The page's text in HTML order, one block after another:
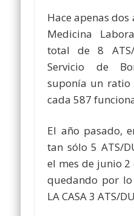
Hace apenas
Medicina
total de 8
Servicio de
suponía un ratio
cada 587
El año pasado,
tan sólo 5 ATS/
el mes de junio 2
quedando por lo
LA CASA 3 ATS/